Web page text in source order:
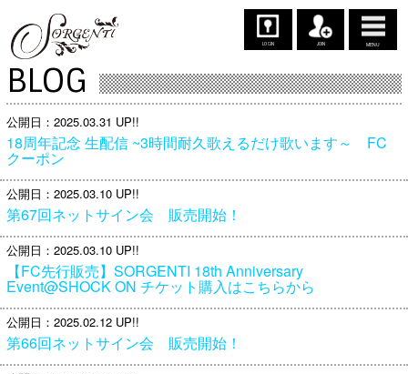
LOGIN JOIN MENU
BLOG
公開日 2025.03.31 UP!!
18周年記念 生配信 ~3時間耐久歌えるだけ歌います～ FC
クーポン
公開日 2025.03.10 UP!!
第67回ネットサイン会 販売開始！
公開日 2025.03.10 UP!!
【FC先行販売】SORGENTI 18th Anniversary
Event@SHOCK ON チケット購入はこちらから
公開日 2025.02.12 UP!!
第66回ネットサイン会 販売開始！